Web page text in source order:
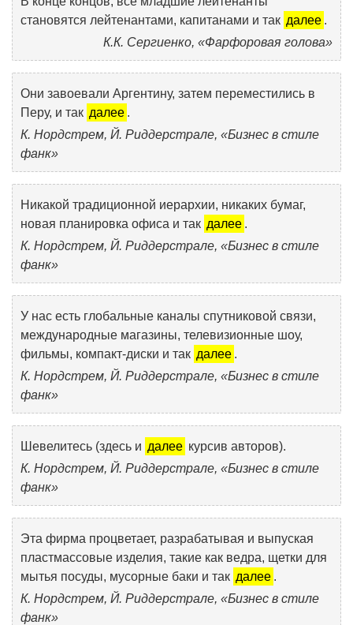
становятся лейтенантами, капитанами и так далее .
К.К. Сергиенко, «Фарфоровая голова»
Они завоевали Аргентину, затем переместились в
Перу, и так далее .
К. Нордстрем, Й. Риддерстрале, «Бизнес в стиле
фанк»
Никакой традиционной иерархии, никаких бумаг,
новая планировка офиса и так далее .
К. Нордстрем, Й. Риддерстрале, «Бизнес в стиле
фанк»
У нас есть глобальные каналы спутниковой связи,
международные магазины, телевизионные шоу,
фильмы, компакт-диски и так далее .
К. Нордстрем, Й. Риддерстрале, «Бизнес в стиле
фанк»
Шевелитесь (здесь и далее курсив авторов).
К. Нордстрем, Й. Риддерстрале, «Бизнес в стиле
фанк»
Эта фирма процветает, разрабатывая и выпуская
пластмассовые изделия, такие как ведра, щетки для
мытья посуды, мусорные баки и так далее .
К. Нордстрем, Й. Риддерстрале, «Бизнес в стиле
фанк»